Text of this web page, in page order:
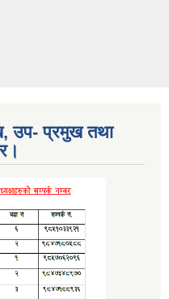
उप- प्रमुख तथा